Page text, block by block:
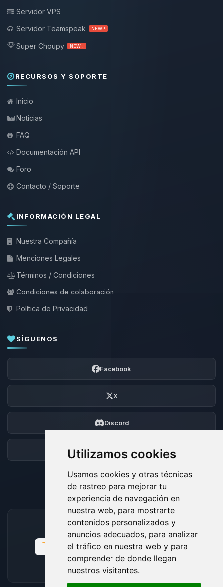
Utilizamos cookies
Usamos cookies y otras técnicas
de rastreo para mejorar tu
experiencia de navegación en
nuestra web, para mostrarte
contenidos personalizados y
anuncios adecuados, para analizar
el tráfico en nuestra web y para
comprender de donde llegan
nuestros visitantes.
Servidor VPS
Servidor Teamspeak
NEW !
Super Choupy NEW !
RECURSOS Y SOPORTE
Inicio
Noticias
FAQ
Documentación API
Foro
Contacto / Soporte
INFORMACIÓN LEGAL
Nuestra Compañía
Menciones Legales
Términos / Condiciones
Condiciones de colaboración
Política de Privacidad
SÍGUENOS
Facebook
X
Discord
Foro
MÉTODOS DE PAGO ACEPTADOS